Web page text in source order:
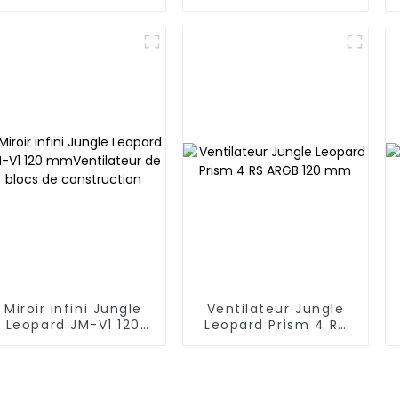
Miroir infini Jungle
Leopard JM-V1 120
Ventilateur Jungle
Leopard Prism 4 RS